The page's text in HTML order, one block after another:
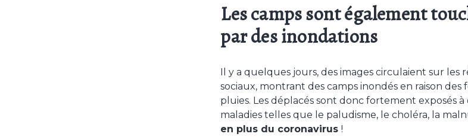
Les camps sont également
par des inondations
Il y a quelques jours, des images circulaient sur les
sociaux, montrant des camps inondés en raison des
pluies. Les déplacés sont donc fortement exposés à
maladies telles que le paludisme, le choléra, la
en plus du coronavirus!